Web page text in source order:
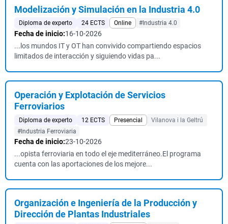
Modelización y Simulación en la Industria 4.0
Diploma de experto 24 ECTS Online #Industria 4.0
Fecha de inicio:16-10-2026
...los mundos IT y OT han convivido compartiendo espacios
limitados de interacción y siguiendo vidas pa...
Operación y Explotación de Servicios
Ferroviarios
Diploma de experto 12 ECTS Presencial
Vilanova i la Geltrú
#Industria Ferroviaria
Fecha de inicio:23-10-2026
...opista ferroviaria en todo el eje mediterráneo.El programa
cuenta con las aportaciones de los mejore...
Organización e Ingeniería de la Producción y
Dirección de Plantas Industriales